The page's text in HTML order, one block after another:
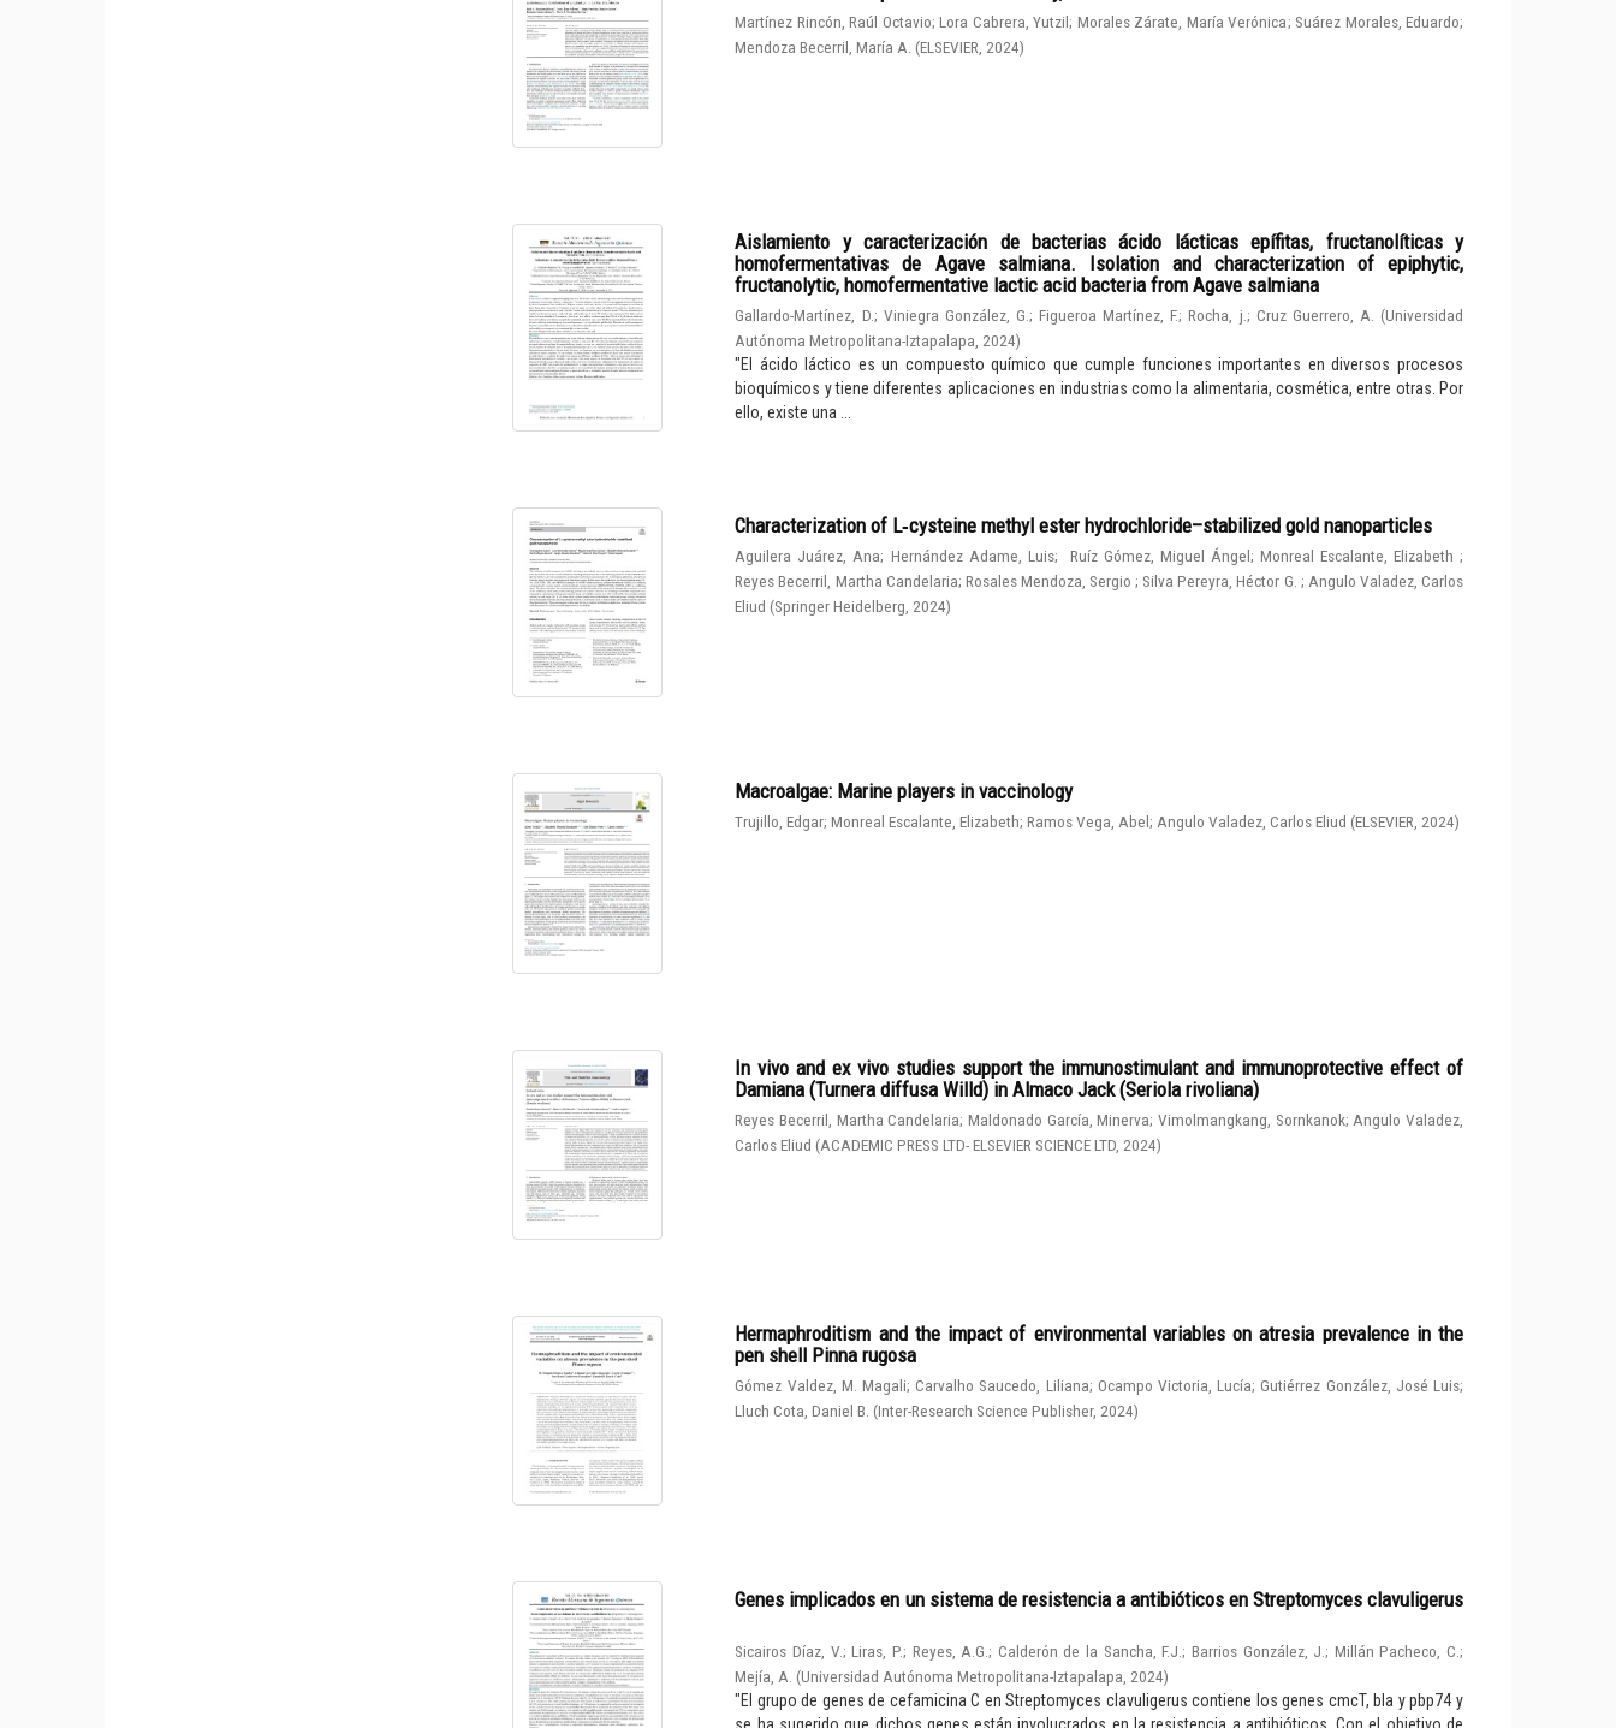
Martínez Rincón, Raúl Octavio;Lora Cabrera, Yutzil; Morales Zárate, María Verónica; Suárez Morales, Eduardo;
Mendoza Becerril, María A. (ELSEVIER, 2024)
Aislamiento y caracterización de bacterias ácido lácticas epífitas, fructanolíticas y
homofermentativas de Agave salmiana. Isolation and characterization of epiphytic,
fructanolytic, homofermentative lactic acid bacteria from Agave salmiana
Gallardo-Martínez, D.; Viniegra González, G. ; Figueroa Martínez, F.;Rocha, j. ; Cruz Guerrero, A. (Universidad
Autónoma Metropolitana-Iztapalapa 2024)
"El ácido láctico es un compuesto químico que cumple funciones importantes en diversos procesos
bioquímicos y tiene diferentes aplicaciones en industrias como la alimentaria, cosmética, entre otras. Por
ello, existe una ...
Characterization of L‑cysteine methyl ester hydrochloride–stabilized gold nanoparticles
Aguilera Juárez, Ana; Hernández Adame, Luis; Ruíz Gómez, Miguel Ángel; Monreal Escalante, Elizabeth;
Reyes Becerril, Martha Candelaria; Rosales Mendoza, Sergio; Silva Pereyra, Héctor G. ; Angulo Valadez, Carlos
Eliud (Springer Heidelberg, 2024)
Macroalgae: Marine players in vaccinology
Trujillo, Edgar;Monreal Escalante, Elizabeth;Ramos Vega, Abel;Angulo Valadez, Carlos Eliud (ELSEVIER, 2024)
In vivo and ex vivo studies support the immunostimulant and immunoprotective effect of
Damiana (Turnera diffusa Willd) in Almaco Jack (Seriola rivoliana)
Reyes Becerril, Martha Candelaria;Maldonado García, Minerva;Vimolmangkang, Sornkanok; Angulo Valadez,
Carlos Eliud (ACADEMIC PRESS LTD- ELSEVIER SCIENCE LTD 2024)
Hermaphroditism and the impact of environmental variables on atresia prevalence in the
pen shell Pinna rugosa
Gómez Valdez, M. Magali;Carvalho Saucedo, Liliana; Ocampo Victoria, Lucía;Gutiérrez González, José Luis;
Lluch Cota, Daniel B. (Inter-Research Science Publisher, 2024)
Genes implicados en un sistema de resistencia a antibióticos en Streptomyces clavuligerus
Sicairos Díaz, V.;Liras, P.; Reyes, A.G.; Calderón de la Sancha, F.J.; Barrios González, J.; Millán Pacheco, C. ;
Mejía, A. (Universidad Autónoma Metropolitana-Iztapalapa 2024)
"El grupo de genes de cefamicina C en Streptomyces clavuligerus contiene los genes cmcT, bla y pbp74 y